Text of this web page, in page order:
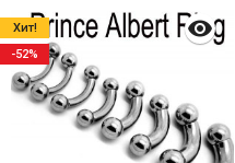
Хит!
-52%